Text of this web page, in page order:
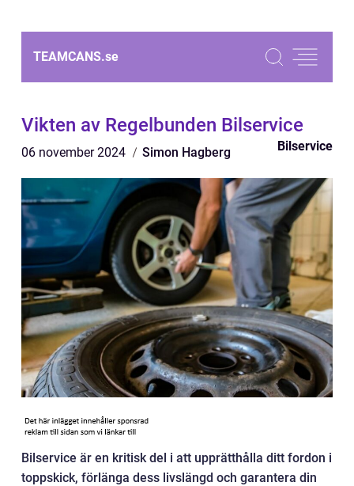
TEAMCANS.se
Vikten av Regelbunden Bilservice
06 november 2024 Simon Hagberg Bilservice
Bilservice är en kritisk del i att upprätthålla ditt fordon i
toppskick, förlänga dess livslängd och garantera din